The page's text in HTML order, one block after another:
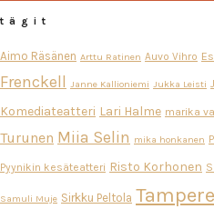
tägit
Aimo Räsänen Arttu Ratinen Auvo Vihro
Frenckell Janne Kallioniemi Jukka Leisti
Komediateatteri Lari Halme marika
Turunen Miia Selin mika honkanen
Pyynikin kesäteatteri Risto Korhonen
Samuli Muje Sirkku Peltola